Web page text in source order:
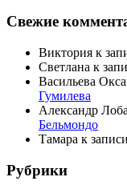
Свежие
Виктория к
Светлана к
Васильева
Гумилева
Александр
Бельмондо
Тамара к записи
Рубрики